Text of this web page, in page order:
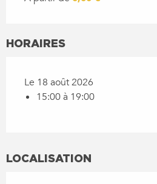
HORAIRES
Le 18 août 2026
15:00 à 19:00
LOCALISATION